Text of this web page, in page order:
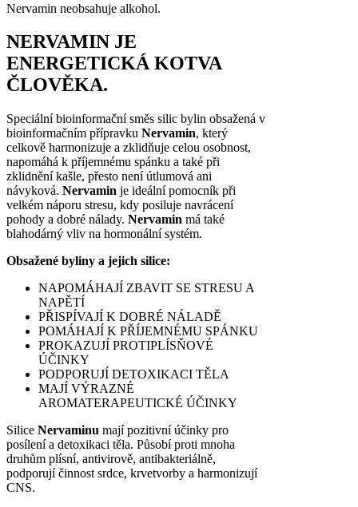
Nervamin neobsahuje alkohol.
NERVAMIN JE
ENERGETICKÁ KOTVA
ČLOVĚKA.
Speciální bioinformační směs silic bylin obsažená v
bioinformačním přípravku Nervamin, který
celkově harmonizuje a zklidňuje celou osobnost,
napomáhá k příjemnému spánku a také při
zklidnění kašle, přesto není útlumová ani
návyková. Nervamin je ideální pomocník při
velkém náporu stresu, kdy posiluje navrácení
pohody a dobré nálady. Nervamin má také
blahodárný vliv na hormonální systém.
Obsažené byliny a jejich silice:
NAPOMÁHAJÍ ZBAVIT SE STRESU A
NAPĚTÍ
PŘISPÍVAJÍ K DOBRÉ NÁLADĚ
POMÁHAJÍ K PŘÍJEMNÉMU SPÁNKU
PROKAZUJÍ PROTIPLÍSŇOVÉ
ÚČINKY
PODPORUJÍ DETOXIKACI TĚLA
MAJÍ VÝRAZNÉ
AROMATERAPEUTICKÉ ÚČINKY
Silice Nervaminu mají pozitivní účinky pro
posílení a detoxikaci těla. Působí proti mnoha
druhům plísní, antivirově, antibakteriálně,
podporují činnost srdce, krvetvorby a harmonizují
CNS.